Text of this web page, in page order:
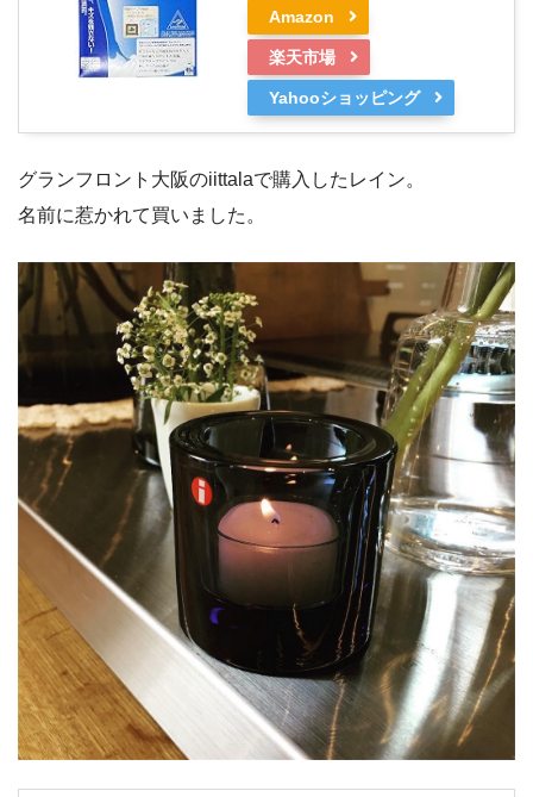
Amazon
楽天市場
Yahooショッピング
グランフロント大阪のiittalaで購入したレイン。
名前に惹かれて買いました。